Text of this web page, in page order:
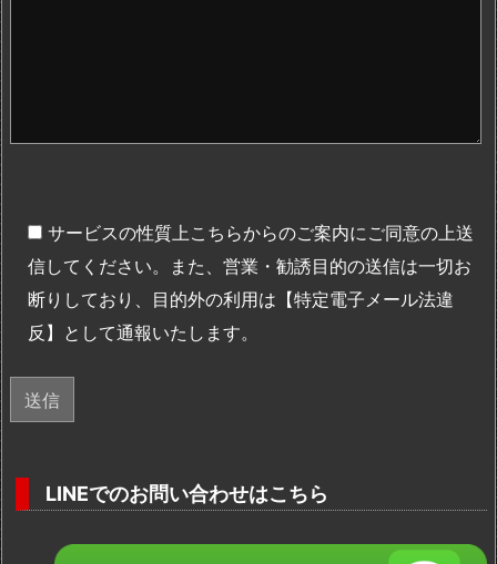
サービスの性質上こちらからのご案内にご同意の上送
信してください。また、営業・勧誘目的の送信は一切お
断りしており、目的外の利用は【特定電子メール法違
反】として通報いたします。
LINEでのお問い合わせはこちら